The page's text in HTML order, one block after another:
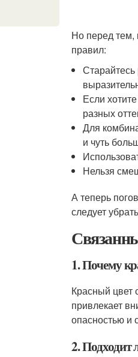
Но перед тем,
правил:
Если
разных
Для
и чуть
Нельзя
А теперь
следует
1. Почему
Красный цвет
привлекает
опасностью и
2. Подходит